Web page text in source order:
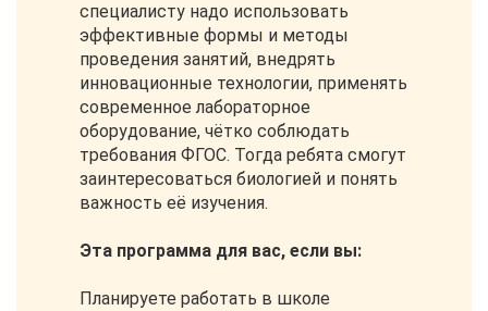
специалисту надо использовать
эффективные формы и методы
проведения занятий, внедрять
инновационные технологии, применять
современное лабораторное
оборудование, чётко соблюдать
требования ФГОС. Тогда ребята смогут
заинтересоваться биологией и понять
важность её изучения.
Эта программа для вас, если вы:
Планируете работать в школе